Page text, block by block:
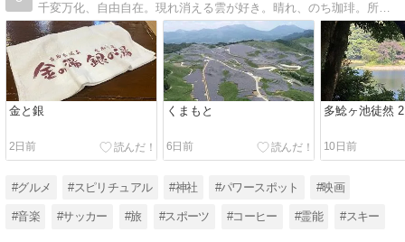
千変万化、自由自在。現れ消える雲が好き。晴れ、のち珈琲。所により神社。トトロ時々アインシュタイン。
金と銀
2日前
くまもと
6日前
多鯰ヶ池徒然 2
10日前
#グルメ #スピリチュアル #神社 #パワースポット #映画
#音楽 #サッカー #旅 #スポーツ #コーヒー #霊能 #スキー